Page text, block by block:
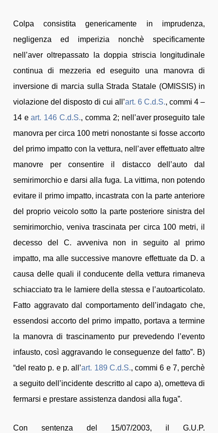
Colpa consistita genericamente in imprudenza,
negligenza ed imperizia nonchè specificamente
nell’aver oltrepassato la doppia striscia longitudinale
continua di mezzeria ed eseguito una manovra di
inversione di marcia sulla Strada Statale (OMISSIS) in
violazione del disposto di cui all’art. 6 C.d.S., commi 4 –
14 eart. 146 C.d.S., comma 2; nell’aver proseguito tale
manovra per circa 100 metri nonostante si fosse accorto
del primo impatto con la vettura, nell’aver effettuato altre
manovre per consentire il distacco dell’auto dal
semirimorchio e darsi alla fuga. La vittima, non potendo
evitare il primo impatto, incastrata con la parte anteriore
del proprio veicolo sotto la parte posteriore sinistra del
semirimorchio, veniva trascinata per circa 100 metri, il
decesso del C. avveniva non in seguito al primo
impatto, ma alle successive manovre effettuate da D. a
causa delle quali il conducente della vettura rimaneva
schiacciato tra le lamiere della stessa e l’autoarticolato.
Fatto aggravato dal comportamento dell’indagato che,
essendosi accorto del primo impatto, portava a termine
la manovra di trascinamento pur prevedendo l’evento
infausto, così aggravando le conseguenze del fatto”. B)
“del reato p. e p. all’art. 189 C.d.S., commi 6 e 7, perchè
a seguito dell’incidente descritto al capo a), ometteva di
fermarsi e prestare assistenza dandosi alla fuga”.
Con sentenza del 15/07/2003, il G.U.P.